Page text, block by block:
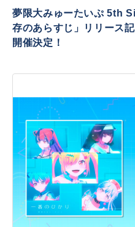
夢限大みゅーたいぷ 5th
存のあらすじ」リリース
開催決定！